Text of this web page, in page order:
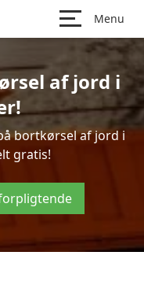
Menu
af jord i
bortkørsel af jord i
gratis!